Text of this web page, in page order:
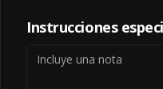
Instrucciones